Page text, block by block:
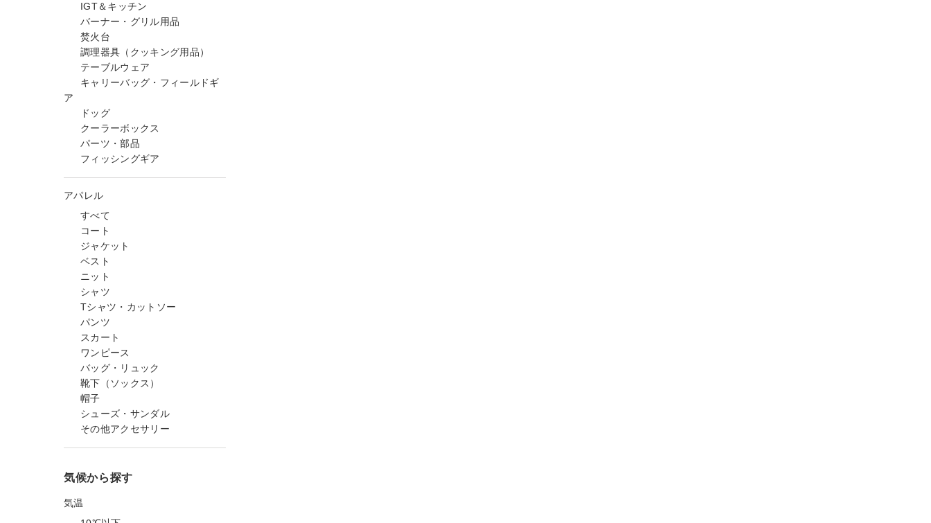
IGT＆キッチン
バーナー・グリル用品
焚火台
調理器具（クッキング用品）
テーブルウェア
キャリーバッグ・フィールドギ
ア
ドッグ
クーラーボックス
パーツ・部品
フィッシングギア
アパレル
すべて
コート
ジャケット
ベスト
ニット
シャツ
Tシャツ・カットソー
パンツ
スカート
ワンピース
バッグ・リュック
靴下（ソックス）
帽子
シューズ・サンダル
その他アクセサリー
気候から探す
気温